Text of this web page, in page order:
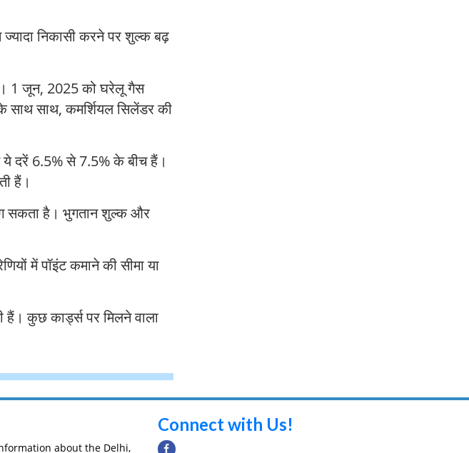
निकासी करने पर शुल्क बढ़
1 जून, 2025 को घरेलू गैस
साथ, कमर्शियल सिलेंडर की
ये दरें 6.5% से 7.5% के बीच हैं।
हैं।
सकता है। भुगतान शुल्क और
में पॉइंट कमाने की सीमा या
कुछ कार्ड्स पर मिलने वाला
about the Delhi,
Connect with Us!